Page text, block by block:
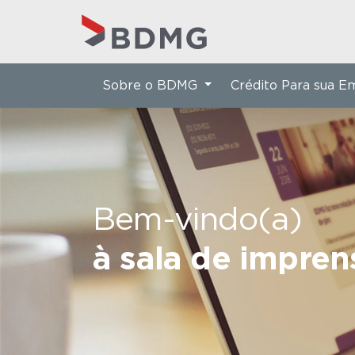
Bem-vindo(a)
à sala de
Sobre o BDMG Crédito Para sua